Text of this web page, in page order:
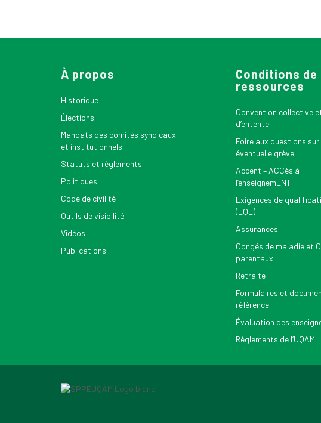
À propos
Historique
Élections
Mandats des comités syndicaux
et institutionnels
Statuts et règlements
Politiques
Code de civilité
Outils de visibilité
Vidéos
Publications
Conditions
ressources
Convention collective
d’entente
Foire aux questions sur
éventuelle grève
Accent – ACCès à
l’enseignemENT
Exigences de
(EQE)
Assurances
Congés de maladie et
parentaux
Retraite
Formulaires et
référence
Évaluation des
Règlements de l’UQAM